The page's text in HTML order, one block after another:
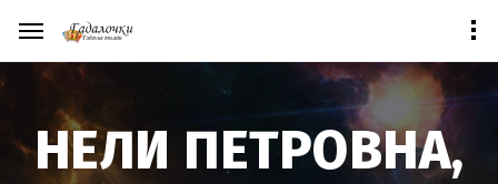
НЕЛИ ПЕТРОВНА,